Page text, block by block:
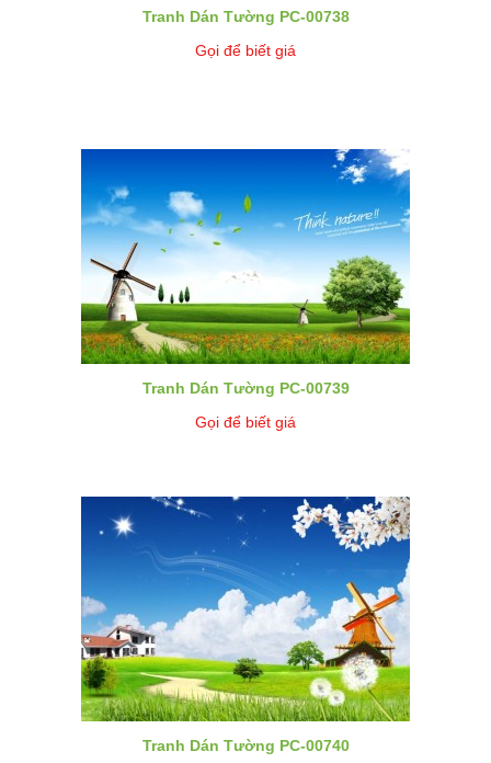
Tranh Dán Tường PC-00738
Gọi để biết giá
Tranh Dán Tường PC-00739
Gọi để biết giá
Tranh Dán Tường PC-00740